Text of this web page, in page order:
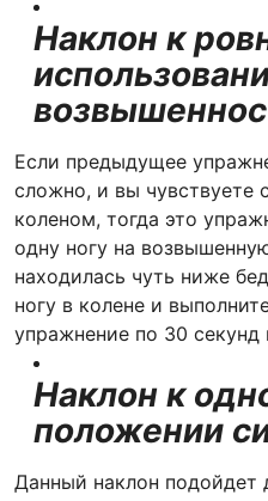
Наклон к
Если предыдущее
сложно, и вы чувствуете
коленом, тогда это
одну ногу на
находилась чуть ниже
ногу в колене и
упражнение по 30 секунд
Наклон к
положении
Данный наклон подойдет